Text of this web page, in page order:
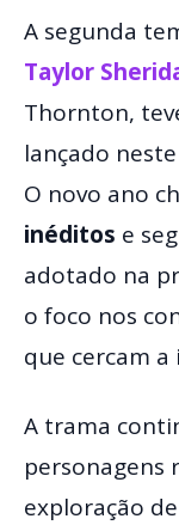
A segunda
Taylor
Thornton,
lançado
O novo ano
inéditos e
adotado na
o foco nos
que cercam
A trama
personagens
exploração